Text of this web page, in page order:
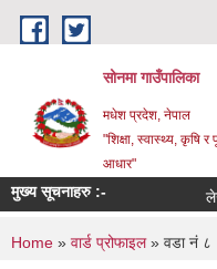
Skip to main content
सोनमा गाउँपालिका
मधेश प्रदेश, नेपाल
"शिक्षा, स्वास्थ्य, कृषि र
आधार"
मुख्य सूचनाहरु :-
You are here
Home » वार्ड प्रोफाइल» वडा नं ८